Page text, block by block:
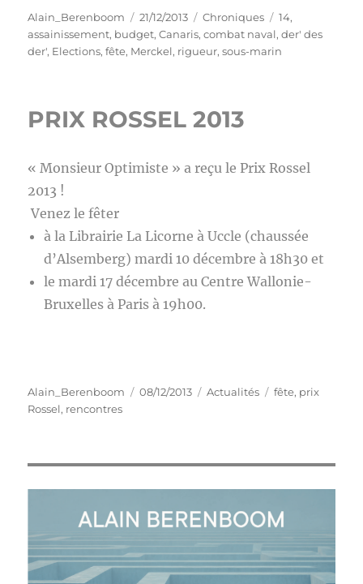
Auteur
Alain_Berenboom
Publié
le
21/12/2013 Catégories
Chroniques Étiquettes
14,
assainissement, budget,Canaris,combat naval,der' des
der', Elections,fête, Merckel, rigueur,sous-marin
PRIX ROSSEL 2013
« Monsieur Optimiste » a reçu le Prix Rossel
2013 !
Venez le fêter
à la Librairie La Licorne à Uccle (chaussée
d’Alsemberg) mardi 10 décembre à 18h30 et
le mardi 17 décembre au Centre Wallonie-
Bruxelles à Paris à 19h00.
Auteur
Alain_Berenboom
Publié
08/12/2013 Catégories
Actualités Étiquettes
fête, prix
Rossel, rencontres